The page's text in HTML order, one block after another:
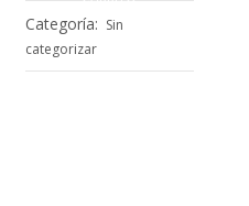
Categoría: Sin
categorizar